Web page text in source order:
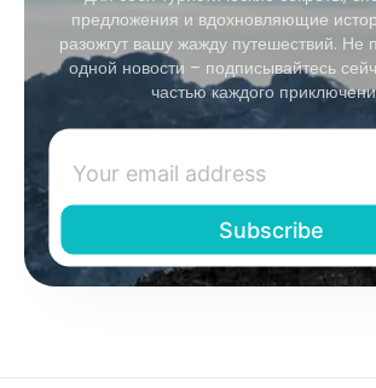
предложения и вдохновляющие
разожгут вашу жажду путешествий. Не
одной новости – подписывайтесь
частью каждого